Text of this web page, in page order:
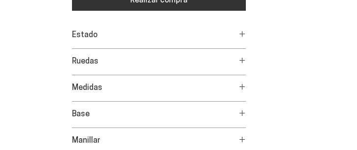
Estado
Ruedas
80mm.
Medidas
Base
Manillar